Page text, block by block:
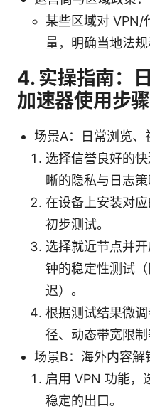
某些区域对 VPN/
量，明确当地法规
4. 实操指南：
加速器使用步骤
场景A：日常浏览、
选择信誉良好的
晰的隐私与日志策
在设备上安装对
初步测试。
选择就近节点并
钟的稳定性测试
迟）。
根据测试结果微
径、动态带宽限制
场景B：海外内容解
启用 VPN 功能，
稳定的出口。